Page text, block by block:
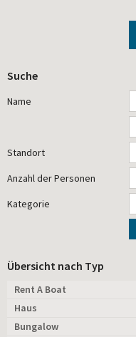
Suche
Name
Standort
Anzahl der Personen
Kategorie
Übersicht nach Typ
Rent A Boat
Haus
Bungalow